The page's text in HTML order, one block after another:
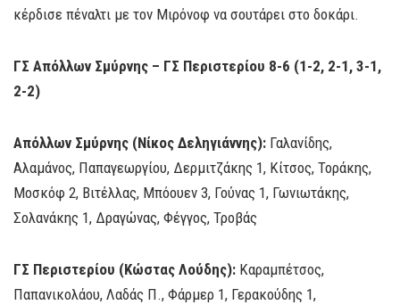
κέρδισε πέναλτι με τον Μιρόνοφ να σουτάρει στο δοκάρι.
ΓΣ Απόλλων Σμύρνης – ΓΣ Περιστερίου 8-6 (1-2, 2-1, 3-1,
2-2)
Απόλλων Σμύρνης (Νίκος Δεληγιάννης): Γαλανίδης,
Αλαμάνος, Παπαγεωργίου, Δερμιτζάκης 1, Κίτσος, Τοράκης,
Μοσκόφ 2, Βιτέλλας, Μπόουεν 3, Γούνας 1, Γωνιωτάκης,
Σολανάκης 1, Δραγώνας, Φέγγος, Τροβάς
ΓΣ Περιστερίου (Κώστας Λούδης): Καραμπέτσος,
Παπανικολάου, Λαδάς Π., Φάρμερ 1, Γερακούδης 1,